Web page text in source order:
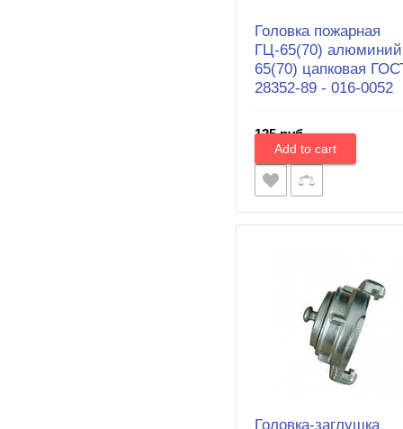
Головка пожарная
ГЦ-65(70)
65(70) цапковая
28352-89 - 016-0052
125 руб.
Головка-заглушка